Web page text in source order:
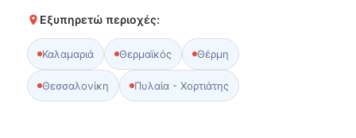
Εξυπηρετώ περιοχές:
Καλαμαριά Θερμαϊκός Θέρμη
Θεσσαλονίκη Πυλαία - Χορτιάτης